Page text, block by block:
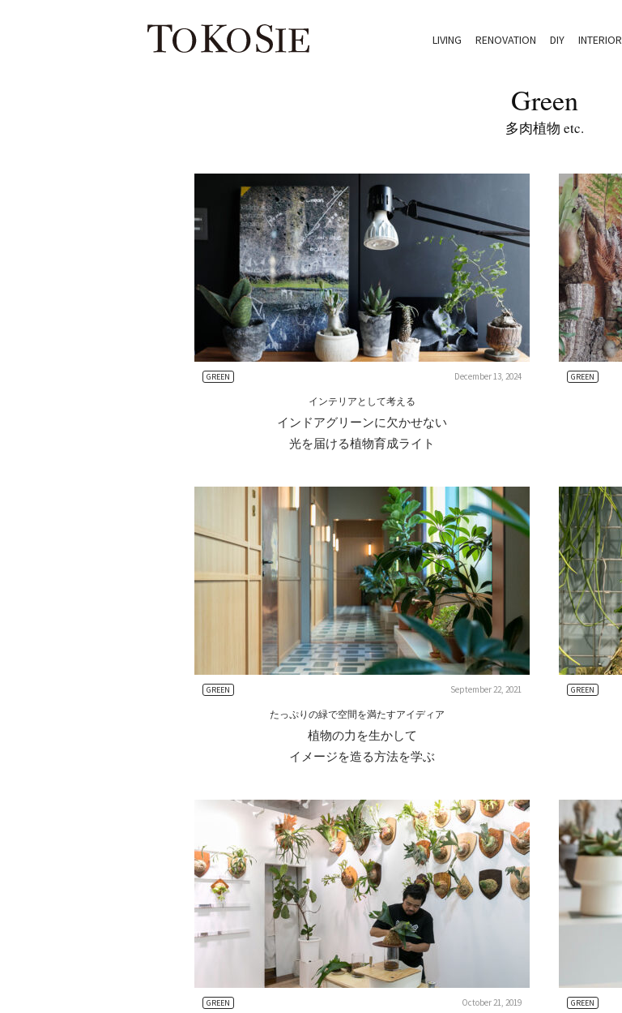
LIVING RENOVATION DIY INTERIOR
Green
多肉植物 etc.
GREEN December 13, 2024
インテリアとして考える
インドアグリーンに欠かせない
光を届ける植物育成ライト
GREEN
GREEN September 22, 2021
たっぷりの緑で空間を満たすアイディア
植物の力を生かして
イメージを造る方法を学ぶ
GREEN
GREEN October 21, 2019 GREEN